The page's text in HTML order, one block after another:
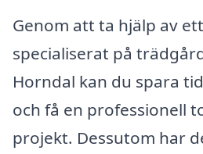
Genom att ta hjälp av
specialiserat på
Horndal kan du spara
och få en professionell
projekt. Dessutom har